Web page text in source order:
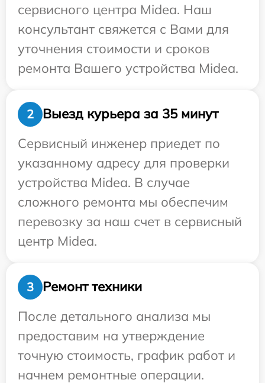
сервисного центра Midea. Наш
консультант свяжется с Вами для
уточнения стоимости и сроков
ремонта Вашего устройства Midea.
2
Выезд курьера за 35 минут
Сервисный инженер приедет по
указанному адресу для проверки
устройства Midea. В случае
сложного ремонта мы обеспечим
перевозку за наш счет в сервисный
центр Midea.
3
Ремонт техники
После детального анализа мы
предоставим на утверждение
точную стоимость, график работ и
начнем ремонтные операции.